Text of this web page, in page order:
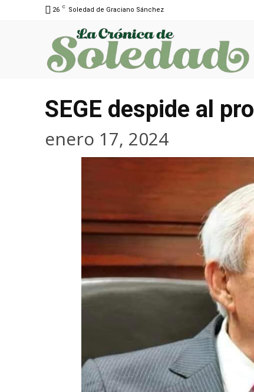
26 C Soledad de Graciano Sánchez
SEGE despide al
enero 17, 2024